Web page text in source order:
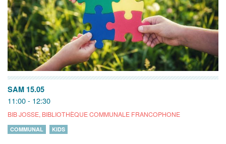
SAM 15.05
11:00 - 12:30
BIB JOSSE, BIBLIOTHÈQUE COMMUNALE FRANCOPHONE
COMMUNAL KIDS